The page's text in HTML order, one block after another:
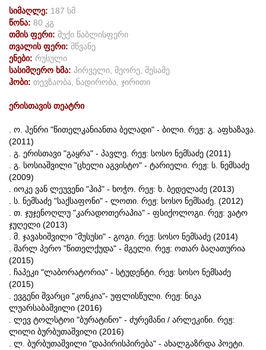
სიმაღლე: 187 სმ
წონა: 80 კგ
თმის ფერი: მუქი წაბლისფერი
თვალის ფერი: მწვანე
ენები: რუსული
სასიმღერო ხმა: პირველი, მეორე, მესამე
ჰობი: თევზაობა, ნადირობა, ჯირითი
ერისთავის თეატრი
. ო. ჰენრი "წითელკანიანთა ბელადი" - ბილი. რეჟ: გ. აფხაზავა.
(2011)
. გ. ერისთავი "გაყრა" - პავლე. რეჟ: სოსო ნემსაძე (2011)
. გ. სოსიაშვილი "ცხელი აგვისტო" - ტარიელი. რეჟ: ს. ნემსაძე
(2009)
. იოკე ვან ლეუვენი "ჰიპ" - ხოჭო. რეჟ: ხ. ბედელაძე (2013)
. ს. ნემსაძე "საქსაფონი" - ლოთი. რეჟ: სოსო ნემსაძე. (2012)
. თ. ჯუჯენოღლუ "კარადოთერაპია" - ფსიქოლოგი. რეჟ: ვატო
ჯუღელი (2013)
. მ. ჯავახიშვილი "მუსუსი" - გოგი. რეჟ: სოსო ნემსაძე (2014)
. შარლ პერო "წითელქუდა" - მგელი. რეჟ: ოთარ ბაღათურია
(2015)
. ჩაპეკი "ლაბორატორია" - სტუდენტი. რეჟ: სოსო ნემსაძე
(2015)
. ევგენი შვარცი "კონკია"- უფლისწული. რეჟ: ნიკა
ლუარსაბაშვილი (2016)
. ლევ ტოლსტოი "ბურატინო" - ძურემანი / არლეკინი. რეჟ:
ლილი ბურბუთაშვილი (2016)
. ლ. ბურბუთაშვილი "დაპირისპირება" - ახალგაზრდა პოეტი.